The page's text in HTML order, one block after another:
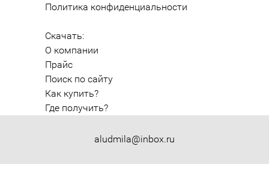
aludmila@inbox.ru
Политика конфиденциальности
Скачать:
О компании
Прайс
Поиск по сайту
Как купить?
Где получить?